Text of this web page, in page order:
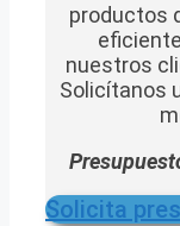
productos
nuestros
Solicítanos
Solicita